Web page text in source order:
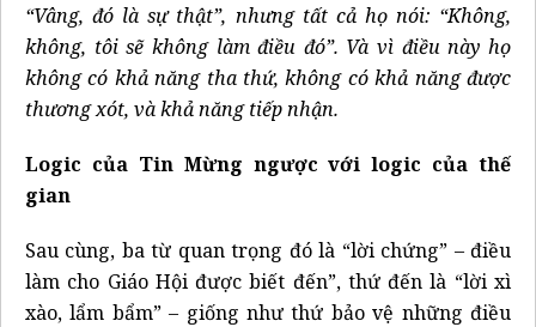
“Vâng, đó là sự thật”, nhưng tất cả họ nói: “Không,
không, tôi sẽ không làm điều đó”. Và vì điều này họ
không có khả năng tha thứ, không có khả năng được
thương xót, và khả năng tiếp nhận.
Logic của Tin Mừng ngược với logic của thế
gian
Sau cùng, ba từ quan trọng đó là “lời chứng” – điều
làm cho Giáo Hội được biết đến”, thứ đến là “lời xì
xào, lẩm bẩm” – giống như thứ bảo vệ những điều